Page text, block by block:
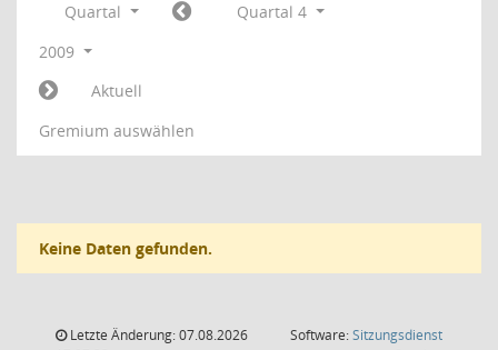
Quartal
Quartal 4
2009
Aktuell
Gremium auswählen
Keine Daten gefunden.
Letzte Änderung: 07.08.2026
Software:Sitzungsdienst